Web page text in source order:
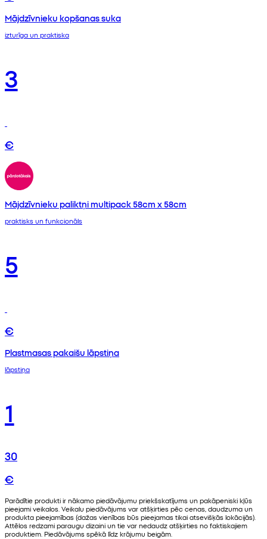
Mājdzīvnieku kopšanas suka
izturīga un praktiska
3
€
Mājdzīvnieku paliktņi multipack 58cm x 58cm
praktisks un funkcionāls
5
€
Plastmasas pakaišu lāpstiņa
lāpstiņa
1
30
€
Parādītie produkti ir nākamo piedāvājumu priekšskatījums un pakāpeniski kļūs
pieejami veikalos. Veikalu piedāvājums var atšķirties pēc cenas, daudzuma un
produkta pieejamības (dažas vienības būs pieejamas tikai atsevišķās lokācijās).
Attēlos redzami paraugu dizaini un tie var nedaudz atšķirties no faktiskajiem
produktiem. Piedāvājums spēkā līdz krājumu beigām.